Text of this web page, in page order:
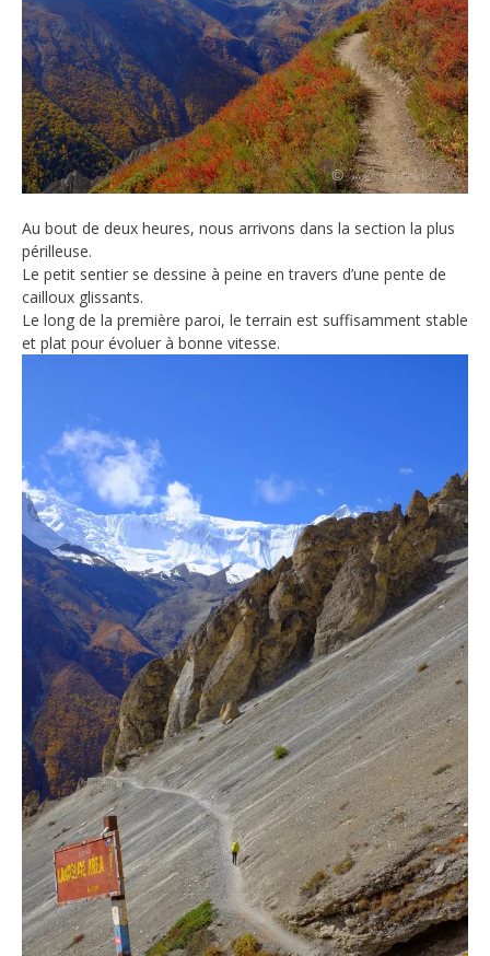
Au bout de deux heures, nous arrivons dans la section la plus
périlleuse.
Le petit sentier se dessine à peine en travers d’une pente de
cailloux glissants.
Le long de la première paroi, le terrain est suffisamment stable
et plat pour évoluer à bonne vitesse.